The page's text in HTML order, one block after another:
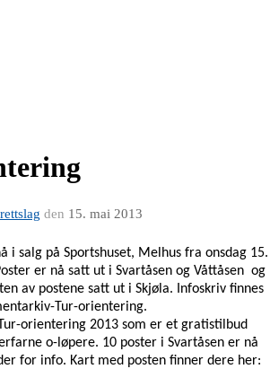
den 15. mai 2013
i salg på Sportshuset, Melhus fra onsdag 15.
er nå satt ut i Svartåsen og Våttåsen og
av postene satt ut i Skjøla. Infoskriv finnes
Tur-orientering.
orientering 2013 som er et gratistilbud
o-løpere. 10 poster i Svartåsen er nå
for info. Kart med posten finner dere her: